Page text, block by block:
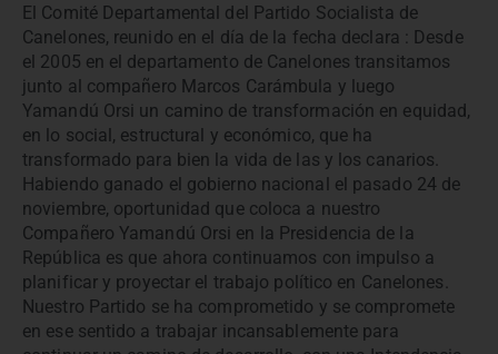
El Comité Departamental del Partido Socialista de
Canelones, reunido en el día de la fecha declara : Desde
el 2005 en el departamento de Canelones transitamos
junto al compañero Marcos Carámbula y luego
Yamandú Orsi un camino de transformación en equidad,
en lo social, estructural y económico, que ha
transformado para bien la vida de las y los canarios.
Habiendo ganado el gobierno nacional el pasado 24 de
noviembre, oportunidad que coloca a nuestro
Compañero Yamandú Orsi en la Presidencia de la
República es que ahora continuamos con impulso a
planificar y proyectar el trabajo político en Canelones.
Nuestro Partido se ha comprometido y se compromete
en ese sentido a trabajar incansablemente para